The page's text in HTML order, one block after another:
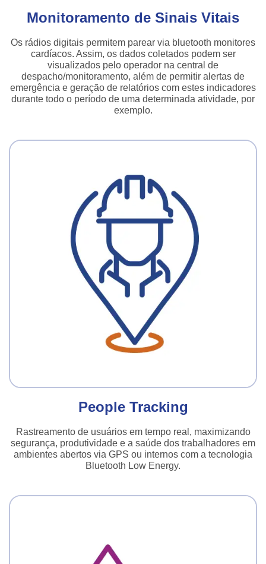
Monitoramento de Sinais Vitais
Os rádios digitais permitem parear via bluetooth monitores
cardíacos. Assim, os dados coletados podem ser
visualizados pelo operador na central de
despacho/monitoramento, além de permitir alertas de
emergência e geração de relatórios com estes indicadores
durante todo o período de uma determinada atividade, por
exemplo.
People Tracking
Rastreamento de usuários em tempo real, maximizando
segurança, produtividade e a saúde dos trabalhadores em
ambientes abertos via GPS ou internos com a tecnologia
Bluetooth Low Energy.